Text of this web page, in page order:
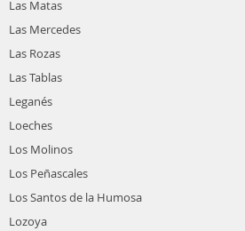
Las Matas
Las Mercedes
Las Rozas
Las Tablas
Leganés
Loeches
Los Molinos
Los Peñascales
Los Santos de la Humosa
Lozoya